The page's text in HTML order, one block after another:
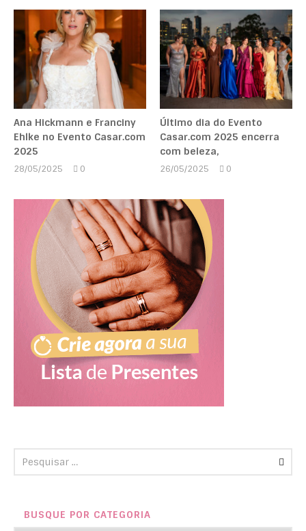
Ana Hickmann e Franciny
Ehlke no Evento Casar.com
2025
28/05/2025
0
Último dia do Evento
Casar.com 2025 encerra
com beleza,
26/05/2025
0
BUSQUE POR CATEGORIA